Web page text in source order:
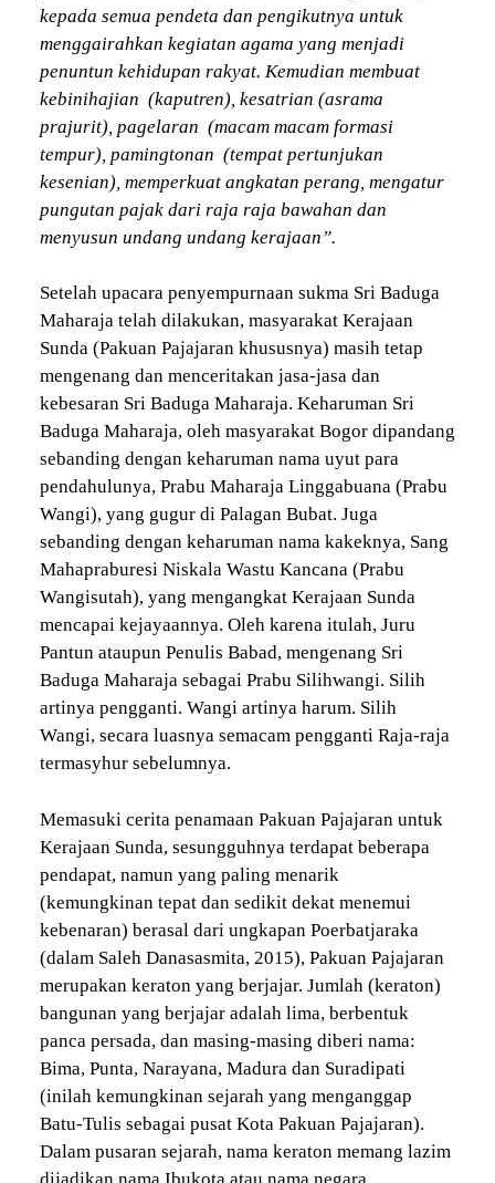
kepada semua pendeta dan pengikutnya untuk
menggairahkan kegiatan agama yang menjadi
penuntun kehidupan rakyat. Kemudian membuat
kebinihajian (kaputren), kesatrian (asrama
prajurit), pagelaran (macam macam formasi
tempur), pamingtonan (tempat pertunjukan
kesenian), memperkuat angkatan perang, mengatur
pungutan pajak dari raja raja bawahan dan
menyusun undang undang kerajaan”.
Setelah upacara penyempurnaan sukma Sri Baduga
Maharaja telah dilakukan, masyarakat Kerajaan
Sunda (Pakuan Pajajaran khususnya) masih tetap
mengenang dan menceritakan jasa-jasa dan
kebesaran Sri Baduga Maharaja. Keharuman Sri
Baduga Maharaja, oleh masyarakat Bogor dipandang
sebanding dengan keharuman nama uyut para
pendahulunya, Prabu Maharaja Linggabuana (Prabu
Wangi), yang gugur di Palagan Bubat. Juga
sebanding dengan keharuman nama kakeknya, Sang
Mahapraburesi Niskala Wastu Kancana (Prabu
Wangisutah), yang mengangkat Kerajaan Sunda
mencapai kejayaannya. Oleh karena itulah, Juru
Pantun ataupun Penulis Babad, mengenang Sri
Baduga Maharaja sebagai Prabu Silihwangi. Silih
artinya pengganti. Wangi artinya harum. Silih
Wangi, secara luasnya semacam pengganti Raja-raja
termasyhur sebelumnya.
Memasuki cerita penamaan Pakuan Pajajaran untuk
Kerajaan Sunda, sesungguhnya terdapat beberapa
pendapat, namun yang paling menarik
(kemungkinan tepat dan sedikit dekat menemui
kebenaran) berasal dari ungkapan Poerbatjaraka
(dalam Saleh Danasasmita, 2015), Pakuan Pajajaran
merupakan keraton yang berjajar. Jumlah (keraton)
bangunan yang berjajar adalah lima, berbentuk
panca persada, dan masing-masing diberi nama:
Bima, Punta, Narayana, Madura dan Suradipati
(inilah kemungkinan sejarah yang menganggap
Batu-Tulis sebagai pusat Kota Pakuan Pajajaran).
Dalam pusaran sejarah, nama keraton memang lazim